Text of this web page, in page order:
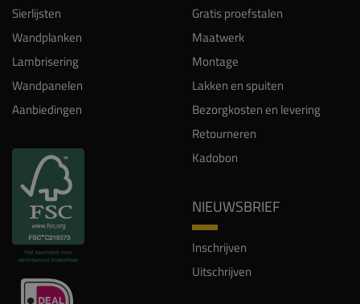
Sierlijsten
Wandplanken
Lambrisering
Wandpanelen
Aanbiedingen
Gratis proefstalen
Maatwerk
Montage
Lakken en spuiten
Bezorgkosten en levering
Retourneren
Kadobon
NIEUWSBRIEF
Inschrijven
Uitschrijven